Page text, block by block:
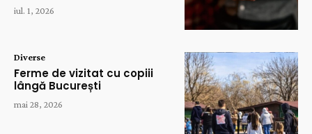
iul. 1, 2026
Diverse
Ferme de vizitat cu copiii
lângă București
mai 28, 2026